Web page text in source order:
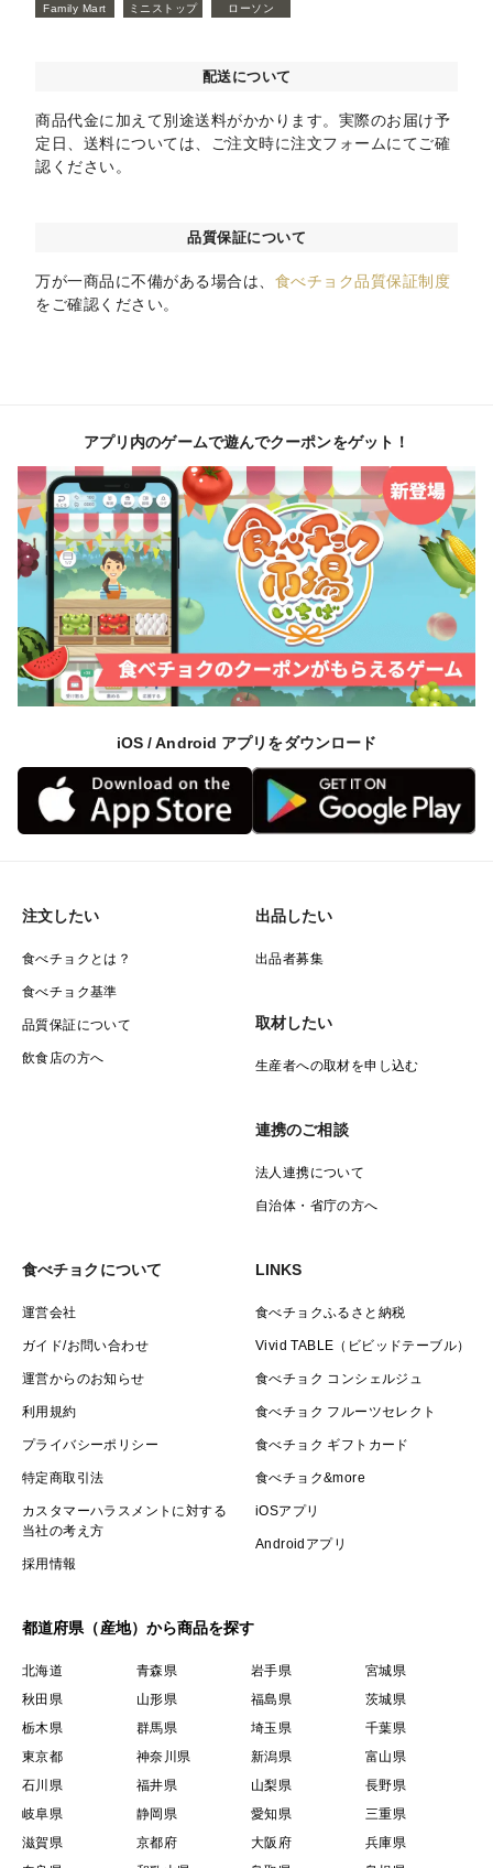
Family Mart ミニストップ ローソン
配送について
商品代金に加えて別途送料がかかります。実際のお届け予
定日、送料については、ご注文時に注文フォームにてご確
認ください。
品質保証について
万が一商品に不備がある場合は、 食べチョク品質保証制度
をご確認ください。
アプリ内のゲームで遊んでクーポンをゲット！
iOS / Android アプリをダウンロード
注文したい
食べチョクとは？
食べチョク基準
品質保証について
飲食店の方へ
出品したい
出品者募集
取材したい
生産者への取材を申し込む
連携のご相談
法人連携について
自治体・省庁の方へ
食べチョクについて
運営会社
ガイド/お問い合わせ
運営からのお知らせ
利用規約
プライバシーポリシー
特定商取引法
カスタマーハラスメントに対する
当社の考え方
採用情報
LINKS
食べチョクふるさと納税
Vivid TABLE（ビビッドテーブル）
食べチョク コンシェルジュ
食べチョク フルーツセレクト
食べチョク ギフトカード
食べチョク&more
iOSアプリ
Androidアプリ
都道府県（産地）から商品を探す
北海道 青森県 岩手県
宮城県
秋田県
山形県 福島県
茨城県
栃木県
群馬県 埼玉県
千葉県
東京都
神奈川県 新潟県
富山県
石川県
福井県 山梨県
長野県
岐阜県
静岡県 愛知県
三重県
滋賀県
京都府 大阪府
兵庫県